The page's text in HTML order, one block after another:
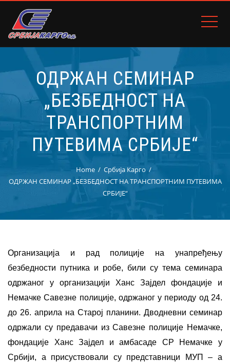
ОДРЖАН СЕМИНАР
„БЕЗБЕДНОСТ НА
ТРАНСПОРТНИМ
ПУТЕВИМА СРБИЈЕ“
Home
Србија Карго
ОДРЖАН СЕМИНАР „БЕЗБЕДНОСТ НА ТРАНСПОРТНИМ ПУТЕВИМА
СРБИЈЕ“
Организација и рад полиције на унапређењу
безбедности путника и робе, били су тема семинара
одржаног у организацији Ханс Зајдел фондације и
Немачке Савезне полиције, одржаног у периоду од 24.
до 26. априла на Старој планини. Дводневни семинар
одржали су предавачи из Савезне полиције Немачке,
фондације Ханс Зајдел и амбасаде СР Немачке у
Србији, а присуствовали су представници МУП – а